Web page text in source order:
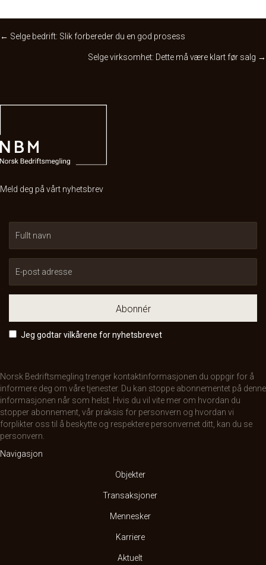
Posts
← Selge bedrift: Slik forbereder du en god prosess
Selge virksomhet: Dette må være klart før salg →
Meld deg på vårt nyhetsbrev
Abonnér
Jeg godtar vilkårene for nyhetsbrevet
Norsk Bedriftsmegling trenger kontaktinformasjonen du oppgir for å
informere deg om våre tjenester. Du kan stoppe abonnementet på denne
informasjonen når som helst. Hvis du vil vite mer om hvordan du
stopper abonnement, vår praksis for personvern og hvordan vi
forplikter oss til å beskytte og respektere personvernet ditt, kan du se
personvern.
Navigasjon
Objekter
Transaksjoner
Mennesker
Karriere
Aktuelt